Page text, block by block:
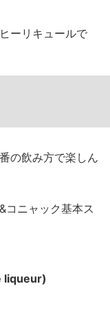
ーリキュールで
の飲み方で楽しん
コニャック基本ス
liqueur)